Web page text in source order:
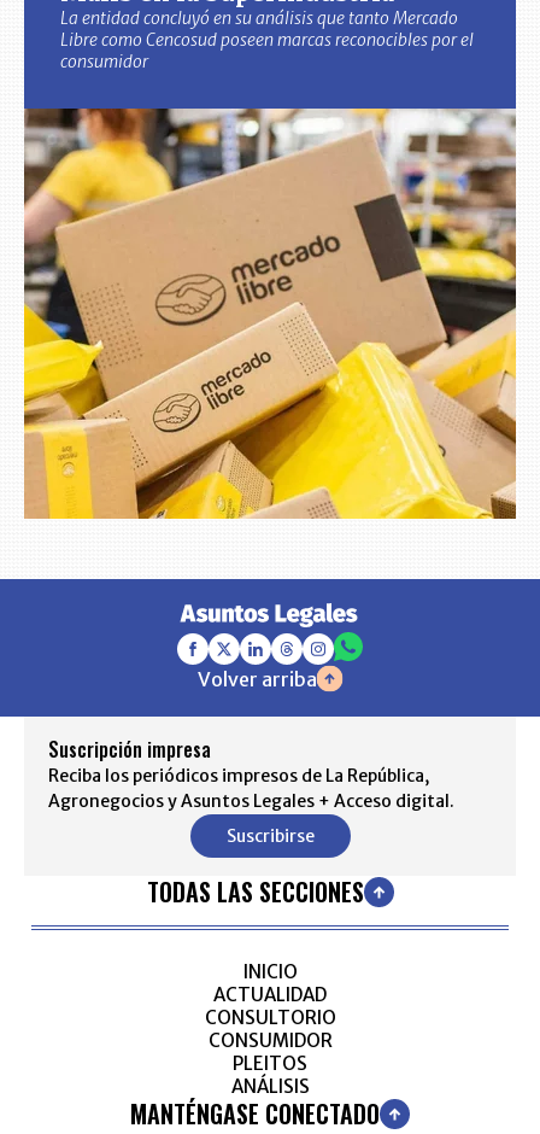
La entidad concluyó en su análisis que tanto Mercado
Libre como Cencosud poseen marcas reconocibles por el
consumidor
Volver arriba
Suscripción impresa
Reciba los periódicos impresos de La República,
Agronegocios y Asuntos Legales + Acceso digital.
Suscribirse
TODAS LAS SECCIONES
INICIO
ACTUALIDAD
CONSULTORIO
CONSUMIDOR
PLEITOS
ANÁLISIS
MANTÉNGASE CONECTADO